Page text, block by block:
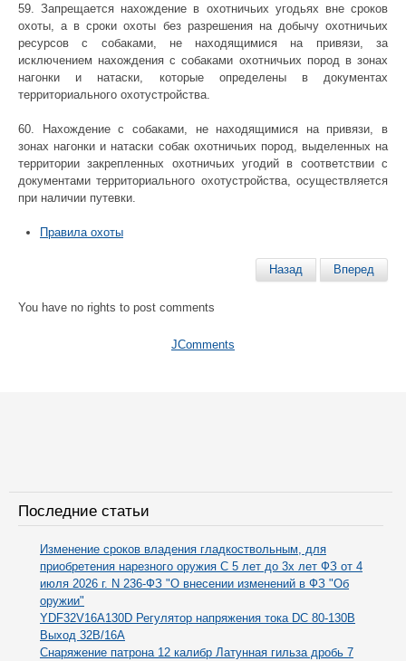
59. Запрещается нахождение в охотничьих угодьях вне сроков
охоты, а в сроки охоты без разрешения на добычу охотничьих
ресурсов с собаками, не находящимися на привязи, за
исключением нахождения с собаками охотничьих пород в зонах
нагонки и натаски, которые определены в документах
территориального охотустройства.
60. Нахождение с собаками, не находящимися на привязи, в
зонах нагонки и натаски собак охотничьих пород, выделенных на
территории закрепленных охотничьих угодий в соответствии с
документами территориального охотустройства, осуществляется
при наличии путевки.
Правила охоты
Назад Вперед
You have no rights to post comments
JComments
Последние статьи
Изменение сроков владения гладкоствольным, для
приобретения нарезного оружия С 5 лет до 3х лет ФЗ от 4
июля 2026 г. N 236-ФЗ "О внесении изменений в ФЗ "Об
оружии"
YDF32V16A130D Регулятор напряжения тока DC 80-130В
Выход 32В/16А
Снаряжение патрона 12 калибр Латунная гильза дробь 7